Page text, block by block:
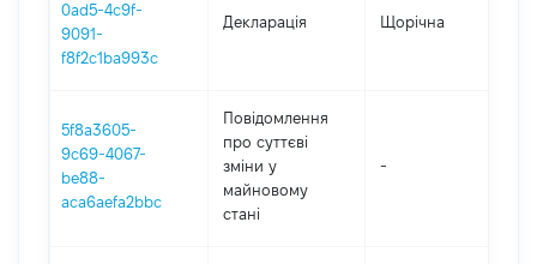
0ad5-4c9f-
9091-
f8f2c1ba993c
Декларація Щорічна
5f8a3605-
9c69-4067-
be88-
aca6aefa2bbc
Повідомлення
про суттєві
зміни y
майновому
стані
-